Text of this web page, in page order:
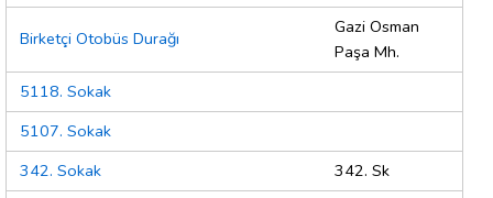
Birketçi Otobüs Durağı
Gazi Osman
Paşa Mh.
5118. Sokak
5107. Sokak
342. Sokak
342. Sk